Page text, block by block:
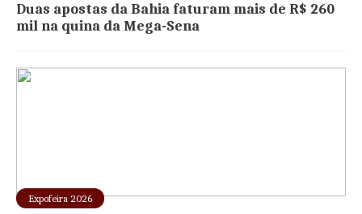
Duas apostas da Bahia faturam mais de R$ 260
mil na quina da Mega-Sena
Expofeira 2026